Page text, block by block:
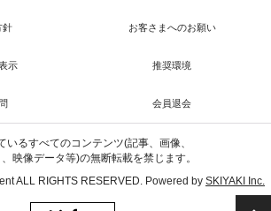
針 お客さまへのお願い
示 推奨環境
会員退会
いるすべてのコンテンツ(記事、画像、
映像データ等)の無断転載を禁じます。
ALL RIGHTS RESERVED. Powered by SKIYAKI Inc.